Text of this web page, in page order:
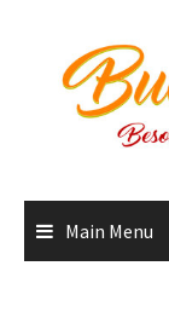
content
Main Menu